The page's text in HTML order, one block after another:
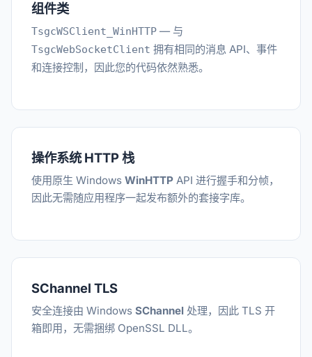
组件类
TsgcWSClient_WinHTTP — 与
TsgcWebSocketClient 拥有相同的消息 API、事件
和连接控制，因此您的代码依然熟悉。
操作系统 HTTP 栈
使用原生 Windows WinHTTP API 进行握手和分帧，
因此无需随应用程序一起发布额外的套接字库。
SChannel TLS
安全连接由 Windows SChannel 处理，因此 TLS 开
箱即用，无需捆绑 OpenSSL DLL。